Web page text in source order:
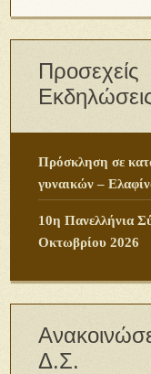
Προσεχείς
Πρόσκληση σε
γυναικών –
10η Πανελλήνια
Οκτωβρίου 2026
Δ.Σ.